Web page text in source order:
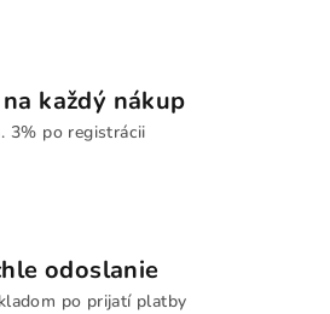
každý nákup
3% po registrácii
odoslanie
po prijatí platby